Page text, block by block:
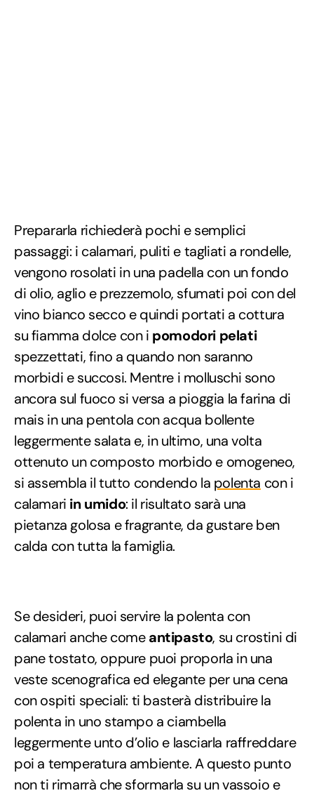
Prepararla richiederà pochi e semplici
passaggi: i calamari, puliti e tagliati a rondelle,
vengono rosolati in una padella con un fondo
di olio, aglio e prezzemolo, sfumati poi con del
vino bianco secco e quindi portati a cottura
su fiamma dolce con i pomodori pelati
spezzettati, fino a quando non saranno
morbidi e succosi. Mentre i molluschi sono
ancora sul fuoco si versa a pioggia la farina di
mais in una pentola con acqua bollente
leggermente salata e, in ultimo, una volta
ottenuto un composto morbido e omogeneo,
si assembla il tutto condendo la polenta con i
calamari in umido: il risultato sarà una
pietanza golosa e fragrante, da gustare ben
calda con tutta la famiglia.
Se desideri, puoi servire la polenta con
calamari anche comeantipasto, su crostini di
pane tostato, oppure puoi proporla in una
veste scenografica ed elegante per una cena
con ospiti speciali: ti basterà distribuire la
polenta in uno stampo a ciambella
leggermente unto d’olio e lasciarla raffreddare
poi a temperatura ambiente. A questo punto
non ti rimarrà che sformarla su un vassoio e